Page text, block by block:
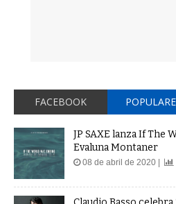
FACEBOOK
JP SAXE lanza If The
Evaluna Montaner
08 de abril de 2020 |